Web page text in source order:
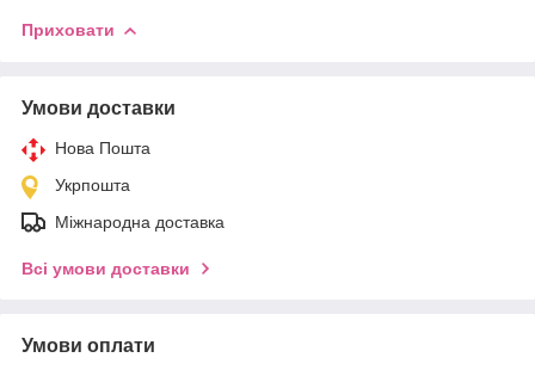
Приховати
Умови доставки
Нова Пошта
Укрпошта
Міжнародна доставка
Всі умови доставки
Умови оплати